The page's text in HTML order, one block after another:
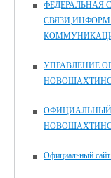
ФЕДЕРАЛЬНАЯ
УПРАВЛЕНИЕ
Официальный